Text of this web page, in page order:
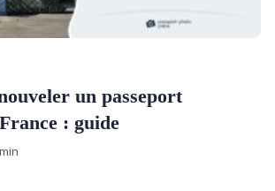
un passeport
: guide